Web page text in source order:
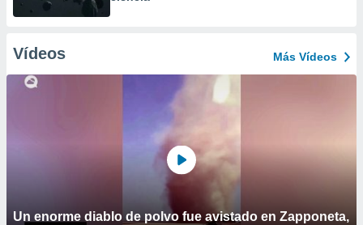
Vídeos Más Vídeos
Un enorme diablo de polvo fue avistado en Zapponeta,